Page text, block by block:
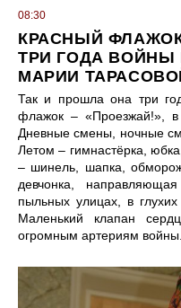
08:30
КРАСНЫЙ
ТРИ ГОДА
МАРИИ
Так и прошла она три
флажок – «Проезжай!»,
Дневные смены, ночные
Летом – гимнастёрка,
– шинель, шапка,
девчонка,
пыльных улицах, в
Маленький клапан
огромным артериям войны.